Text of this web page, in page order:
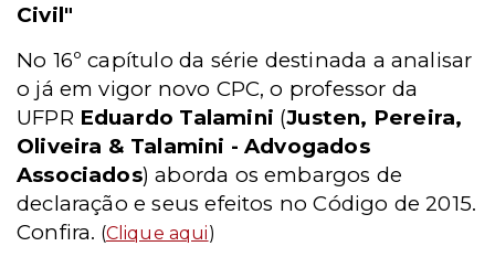
Civil"
No 16º capítulo da série destinada a analisar
o já em vigor novo CPC, o professor da
UFPR Eduardo Talamini (Justen, Pereira,
Oliveira & Talamini - Advogados
Associados) aborda os embargos de
declaração e seus efeitos no Código de 2015.
Confira. (Clique aqui)